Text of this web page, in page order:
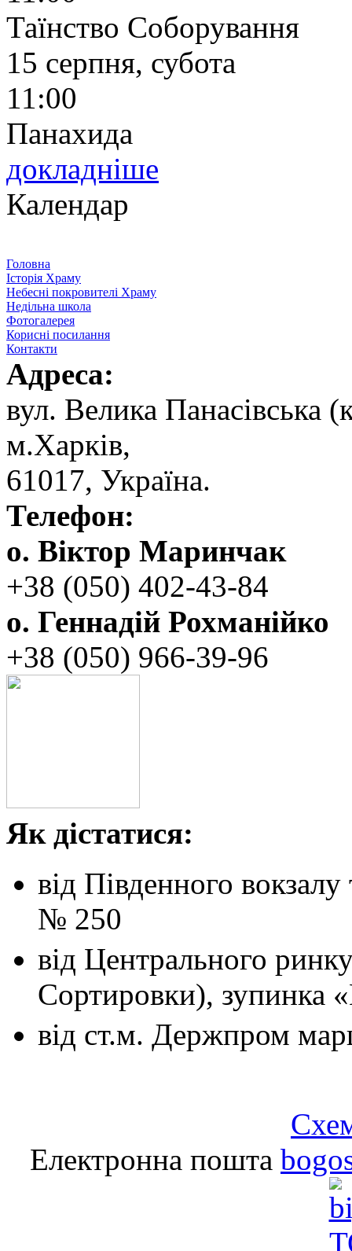
Таїнство Соборування
15 серпня, субота
11:00
Панахида
докладніше
Календар
Головна
Історія Храму
Небесні покровителі Храму
Недільна школа
Фотогалерея
Корисні посилання
Контакти
Адреса:
вул. ‬Велика Панасівська
‬м.Харків,
‬61017, ‬Україна.‎
Телефон:
о. Віктор Маринчак
+38 (050)‭ 402-43-84
о. Геннадій Рохманійко
+38 (050)‭ ‬966-39-96
Як дістатися:
від Південного вокзалу
№ 250
від Центрального
Сортировки), зупинка
від ст.м. Держпром
Електронна пошта